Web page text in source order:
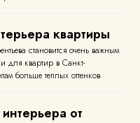
квартиры
становится очень важным
для квартир в Санкт-
больше теплых оттенков.
от